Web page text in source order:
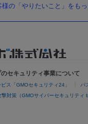
様の「やりたいこと」をも
セキュリティ事業について
ス「GMOセキュリティ24」 パ
対策（GMOサイバーセキュリティ